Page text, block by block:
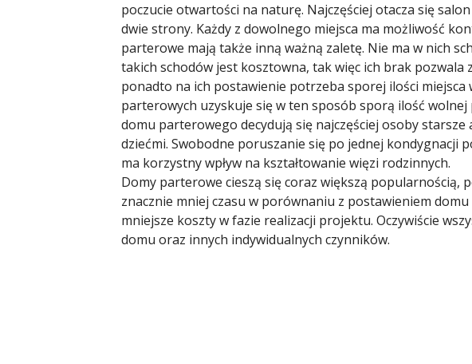
poczucie otwartości na naturę. Najczęściej otacza się
dwie strony. Każdy z dowolnego miejsca ma możliwość
parterowe mają także inną ważną zaletę. Nie ma w nich
takich schodów jest kosztowna, tak więc ich brak pozwala
ponadto na ich postawienie potrzeba sporej ilości miejsca
parterowych uzyskuje się w ten sposób sporą ilość
domu parterowego decydują się najczęściej osoby starsze
dziećmi. Swobodne poruszanie się po jednej kondygnacji
ma korzystny wpływ na kształtowanie więzi rodzinnych.
Domy parterowe cieszą się coraz większą popularnością,
znacznie mniej czasu w porównaniu z postawieniem
mniejsze koszty w fazie realizacji projektu. Oczywiście
domu oraz innych indywidualnych czynników.